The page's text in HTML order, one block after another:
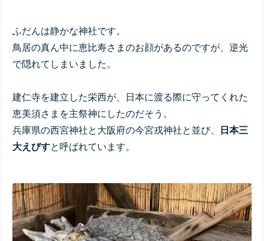
ふだんは静かな神社です。
鳥居の真ん中に恵比寿さまのお顔があるのですが、逆光
で隠れてしまいました。
建仁寺を建立した栄西が、日本に渡る際に守ってくれた
恵美須さまを主祭神にしたのだそう。
兵庫県の西宮神社と大阪府の今宮戎神社と並び、 日本三
大えびすと呼ばれています。